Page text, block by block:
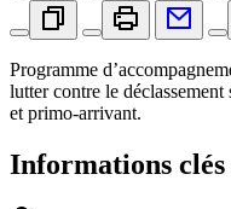
Programme
lutter contre le
et primo-arrivant.
Informations clés